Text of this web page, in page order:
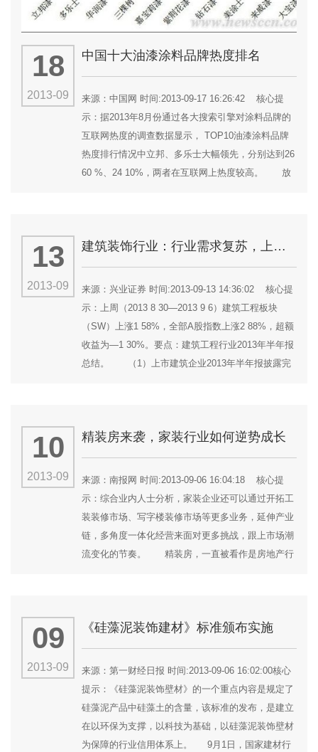
中国十大油漆涂料品牌热度排名
18
2013-09
来源：中国网 时间:2013-09-17 16:26:42 核心提
示：据2013年8月份通过各大搜索引擎对涂料品牌的
互联网热度的调查数据显示， TOP10油漆涂料品牌
热度排行情况中立邦、多乐士大幅领先，分别达到26
60 %、24 10%，两者在互联网上热度较高。 放
建筑装饰行业：行业需求复苏，上市建筑企业基本面持续改善
13
2013-09
来源：兴业证券 时间:2013-09-13 14:36:02 核心提
示：上周（2013 8 30—2013 9 6）建筑工程板块
（SW）上涨1 58%，全部A股指数上涨2 88%，超额
收益为—1 30%。要点：建筑工程行业2013年半年报
总结。 （1）上市建筑企业2013年半年报披露完
（2）2013年上半年，建筑工程行业需求略有复苏，
上市企业收入同比增长16.89%，...
精装房来袭，家装行业如何逆势成长
10
2013-09
来源：南报网 时间:2013-09-06 16:04:18 核心提
示：综合业内人士分析，家装企业还可以通过开拓工
装装修市场、写字楼装修市场等更多业务，延伸产业
链，多角度一体化经营来面对更多挑战，跟上市场潮
流变化的节奏。 精装房，一直被看作是房地产行
月，建设部官方网站公布《90平方米以下住宅设计要
点（征...
《硅藻泥装饰建材》标准颁布实施
09
2013-09
来源：第一财经日报 时间:2013-09-06 16:02:00核心
提示：《硅藻泥装饰壁材》的一个重点内容是规定了
硅藻泥产品中硅藻土的含量，该标准的发布，是建立
在以环保为支撑，以科技为基础，以硅藻泥装饰壁材
为保障的行业信用体系上。 9月1日，国家建材行